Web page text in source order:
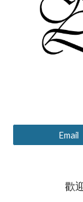
Email
歡